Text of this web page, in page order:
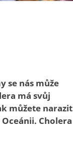
se nás může
má svůj
můžete narazit
Cholera